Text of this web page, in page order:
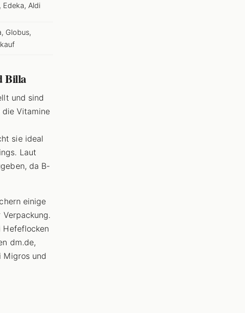
Edeka, Aldi
Globus,
Billa
und sind
Vitamine
sie ideal
Laut
da B-
einige
Hefeflocken
dm.de,
Migros und